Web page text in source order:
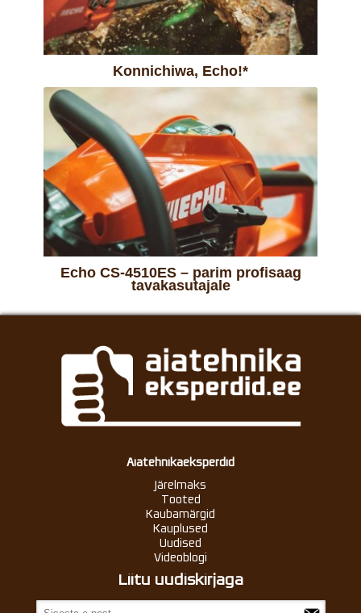
Konnichiwa, Echo!*
Echo CS-4510ES – parim profisaag
tavakasutajale
Aiatehnikaeksperdid
Järelmaks
Tooted
Kaubamärgid
Kauplused
Uudised
Videoblogi
Liitu uudiskirjaga